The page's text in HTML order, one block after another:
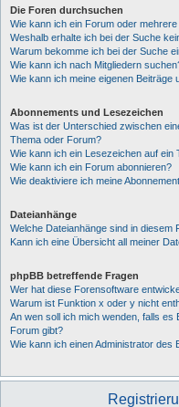
Die Foren durchsuchen
Wie kann ich ein Forum oder
Weshalb erhalte ich bei der Suche
Warum bekomme ich bei der Suche
Wie kann ich nach Mitgliedern
Wie kann ich meine eigenen Beiträge
Abonnements und Lesezeichen
Was ist der Unterschied zwischen
Thema oder Forum?
Wie kann ich ein Lesezeichen auf
Wie kann ich ein Forum abonnieren?
Wie deaktiviere ich meine
Dateianhänge
Welche Dateianhänge sind in diesem
Kann ich eine Übersicht all meiner
phpBB betreffende Fragen
Wer hat diese Forensoftware
Warum ist Funktion x oder y nicht
An wen soll ich mich wenden, falls
Forum gibt?
Wie kann ich einen Administrator des